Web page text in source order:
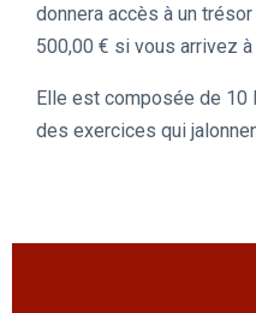
donnera accès à un trésor
500,00 € si vous arrivez à
Elle est composée de 10
des exercices qui